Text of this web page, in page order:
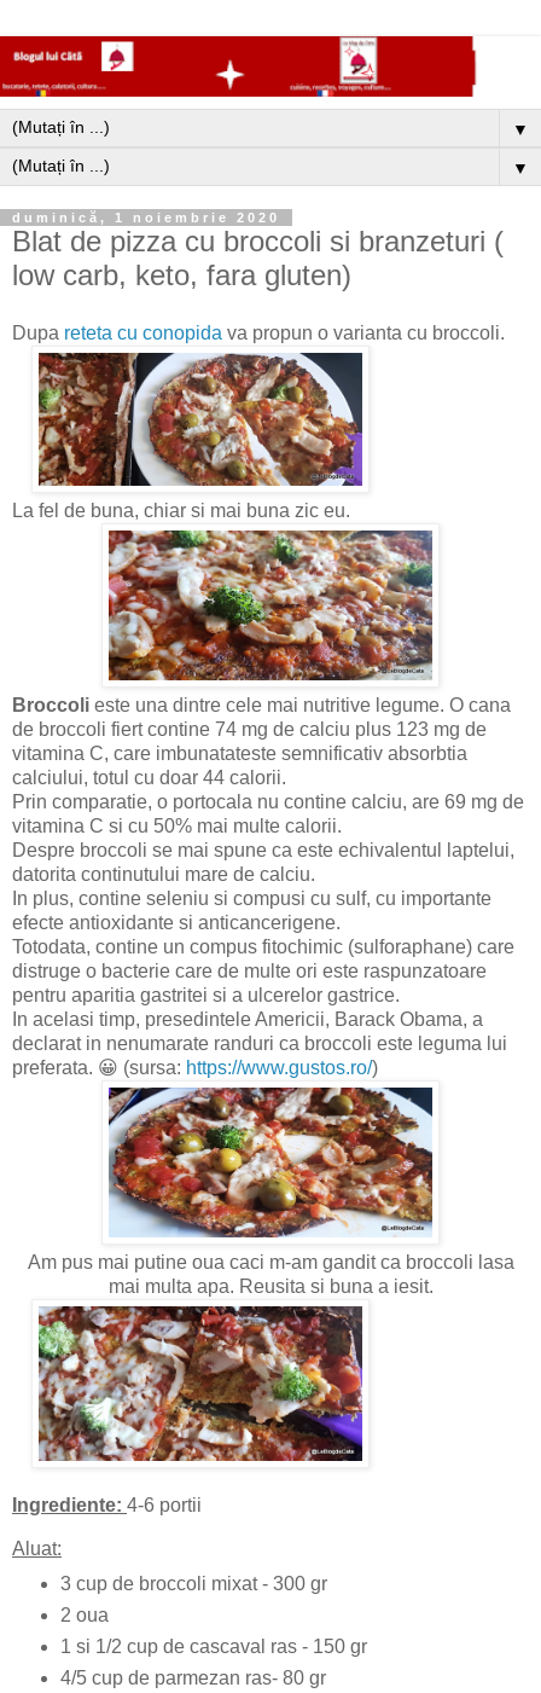
▼
▼
duminică, 1 noiembrie 2020
Blat de pizza cu broccoli si branzeturi (
low carb, keto, fara gluten)
Dupa reteta cu conopida va propun o varianta cu broccoli.
La fel de buna, chiar si mai buna zic eu.
Broccoli este una dintre cele mai nutritive legume. O cana
de broccoli fiert contine 74 mg de calciu plus 123 mg de
vitamina C, care imbunatateste semnificativ absorbtia
calciului, totul cu doar 44 calorii.
Prin comparatie, o portocala nu contine calciu, are 69 mg de
vitamina C si cu 50% mai multe calorii.
Despre broccoli se mai spune ca este echivalentul laptelui,
datorita continutului mare de calciu.
In plus, contine seleniu si compusi cu sulf, cu importante
efecte antioxidante si anticancerigene.
Totodata, contine un compus fitochimic (sulforaphane) care
distruge o bacterie care de multe ori este raspunzatoare
pentru aparitia gastritei si a ulcerelor gastrice.
In acelasi timp, presedintele Americii, Barack Obama, a
declarat in nenumarate randuri ca broccoli este leguma lui
preferata. 😀 (sursa: https://www.gustos.ro/)
Am pus mai putine oua caci m-am gandit ca broccoli lasa
mai multa apa. Reusita si buna a iesit.
Ingrediente: 4-6 portii
Aluat:
3 cup de broccoli mixat - 300 gr
2 oua
1 si 1/2 cup de cascaval ras - 150 gr
4/5 cup de parmezan ras- 80 gr